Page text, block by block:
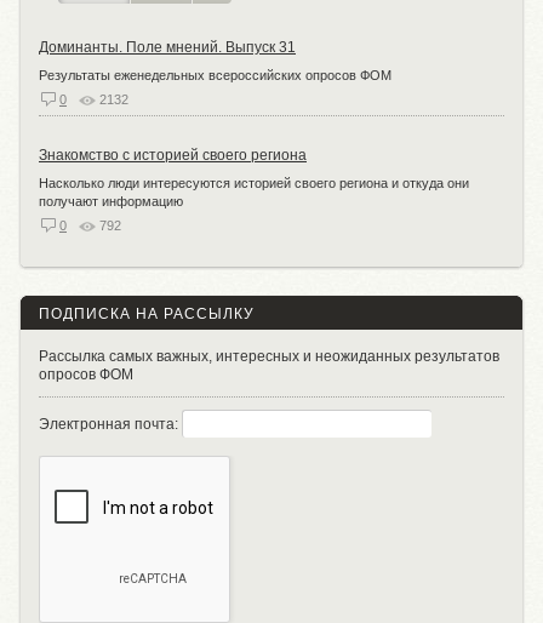
Доминанты. Поле мнений. Выпуск 31
Результаты еженедельных всероссийских опросов ФОМ
0
2132
Знакомство с историей своего региона
Насколько люди интересуются историей своего региона и откуда они
получают информацию
0
792
ПОДПИСКА НА РАССЫЛКУ
Рассылка самых важных, интересных и неожиданных результатов
опросов ФОМ
Электронная почта: